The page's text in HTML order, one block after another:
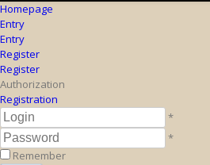
Homepage
Entry
Entry
Register
Register
Authorization
Registration
*
*
Remember